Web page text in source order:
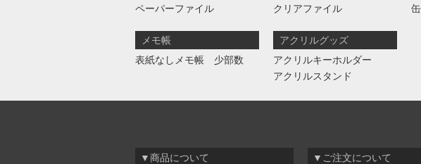
ペーパーファイル
クリアファイル
メモ帳
表紙なしメモ帳 少部数
アクリルグッズ
アクリルキーホルダー
アクリルスタンド
▼商品について
▼ご注文について